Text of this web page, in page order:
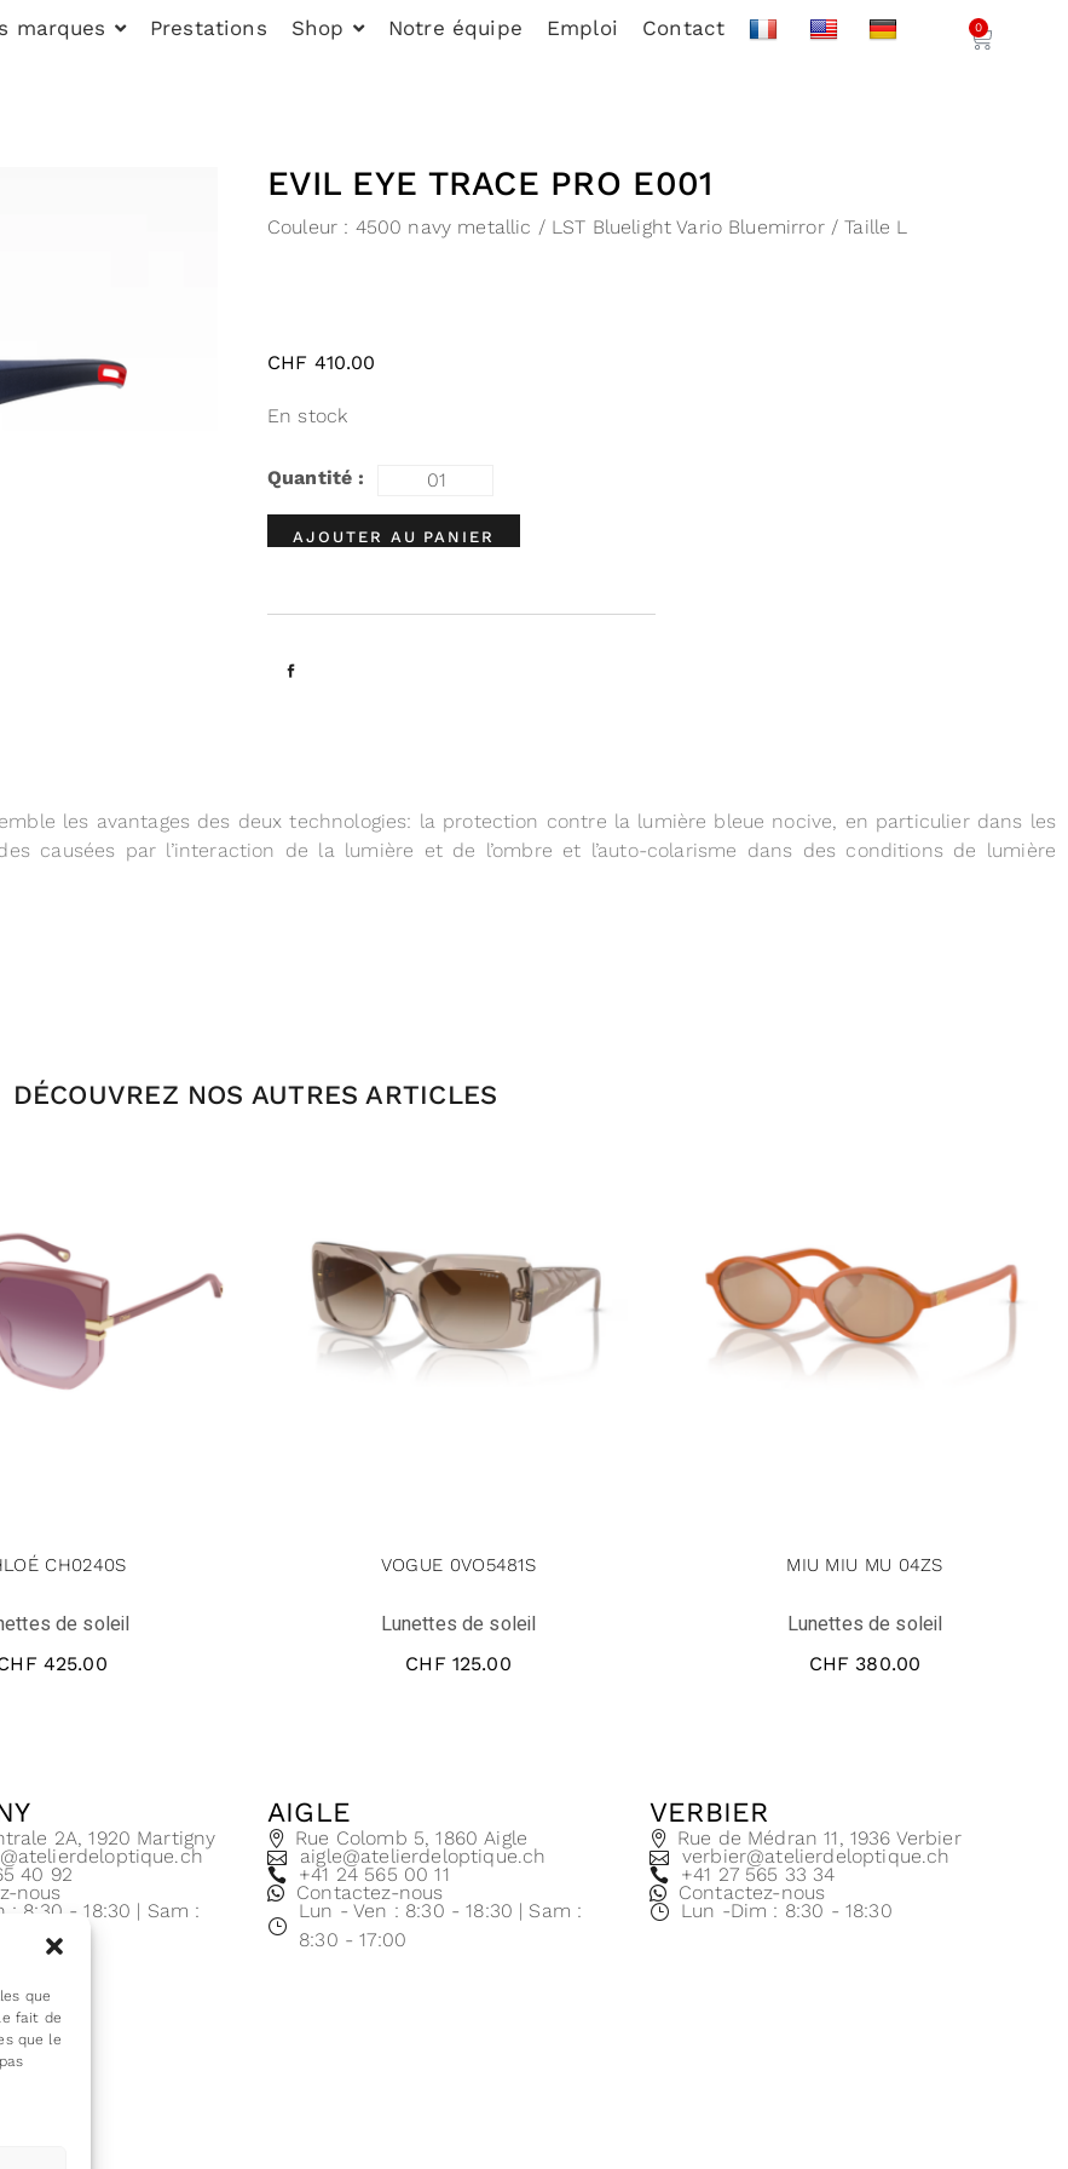
que
fait de
que le
marques Prestations Shop Notre équipe Emploi Contact 0
EVIL EYE TRACE PRO E001
Couleur : 4500 navy metallic / LST Bluelight Vario Bluemirror / Taille L
CHF 410.00
En stock
AJOUTER AU PANIER
les avantages des deux technologies: la protection contre la lumière bleue nocive, en particulier dans les
causées par l’interaction de la lumière et de l’ombre et l’auto-colarisme dans des conditions de lumière
DÉCOUVREZ NOS AUTRES ARTICLES
CH0240S
de soleil
425.00
VOGUE 0VO5481S
Lunettes de soleil
CHF 125.00
MIU MIU MU 04ZS
Lunettes de soleil
CHF 380.00
2A, 1920 Martigny
40 92
nous
: 8:30 - 18:30 | Sam :
AIGLE
Rue Colomb 5, 1860 Aigle
aigle@atelierdeloptique.ch
+41 24 565 00 11
Contactez-nous
Lun - Ven : 8:30 - 18:30 | Sam :
8:30 - 17:00
VERBIER
Rue de Médran 11, 1936 Verbier
verbier@atelierdeloptique.ch
+41 27 565 33 34
Contactez-nous
Lun -Dim : 8:30 - 18:30